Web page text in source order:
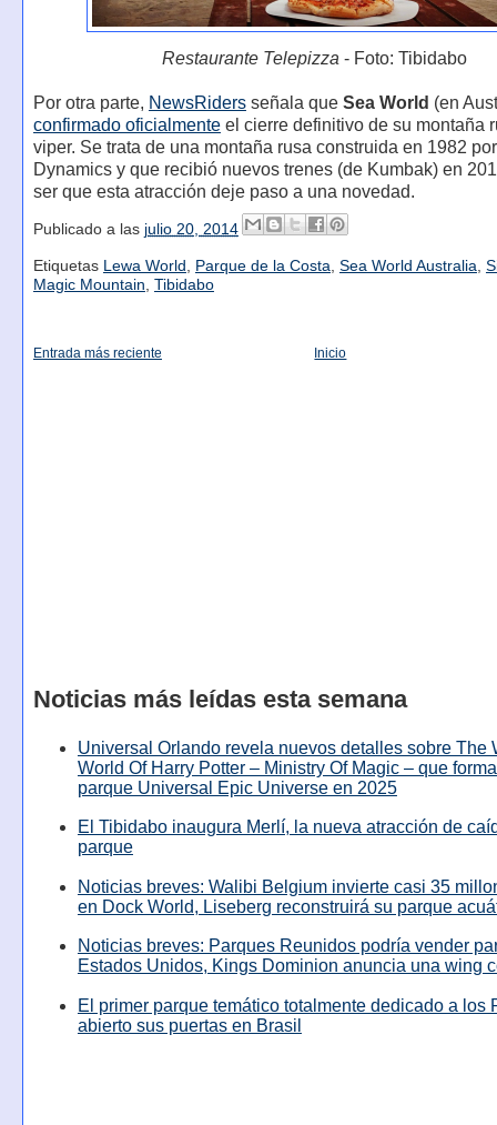
Restaurante Telepizza - Foto: Tibidabo
Por otra parte, NewsRidersseñala que Sea World (en
confirmado oficialmenteel cierre definitivo de su montaña
viper. Se trata de una montaña rusa construida en 1982
Dynamics y que recibió nuevos trenes (de Kumbak) en
ser que esta atracción deje paso a una novedad.
Publicado a las julio 20, 2014
Etiquetas Lewa World , Parque de la Costa, Sea World Australia,
Magic Mountain, Tibidabo
Entrada más reciente Inicio
Noticias más leídas esta semana
Universal Orlando revela nuevos detalles sobre The
World Of Harry Potter – Ministry Of Magic – que
parque Universal Epic Universe en 2025
El Tibidabo inaugura Merlí, la nueva atracción de
parque
Noticias breves: Walibi Belgium invierte casi 35
en Dock World, Liseberg reconstruirá su parque
Noticias breves: Parques Reunidos podría vender
Estados Unidos, Kings Dominion anuncia una wing
El primer parque temático totalmente dedicado a los
abierto sus puertas en Brasil